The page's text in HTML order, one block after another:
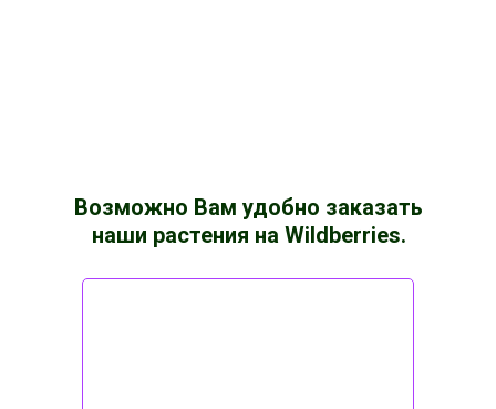
Возможно Вам удобно заказать
наши растения на Wildberries.